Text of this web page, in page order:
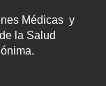
Médicas y
la Salud